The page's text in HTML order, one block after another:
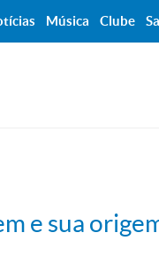
e sua
Música Clube